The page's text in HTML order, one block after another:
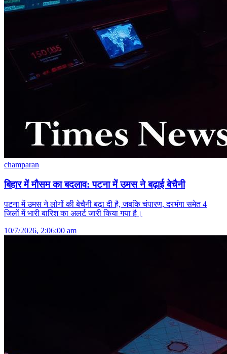
champaran
बिहार में मौसम का बदलाव: पटना में उमस ने बढ़ाई बेचैनी
पटना में उमस ने लोगों की बेचैनी बढ़ा दी है, जबकि चंपारण, दरभंगा समेत 4
जिलों में भारी बारिश का अलर्ट जारी किया गया है।
10/7/2026, 2:06:00 am